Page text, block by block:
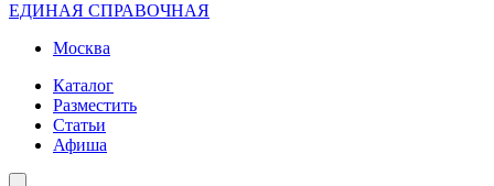
ЕДИНАЯ СПРАВОЧНАЯ
Москва
Каталог
Разместить
Статьи
Афиша